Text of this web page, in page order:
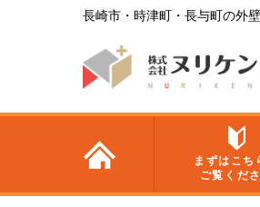
長崎市・時津町・長与町の外
まずはこち
ご覧くだ